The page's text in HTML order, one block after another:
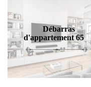
Débarras
d'appartement 65